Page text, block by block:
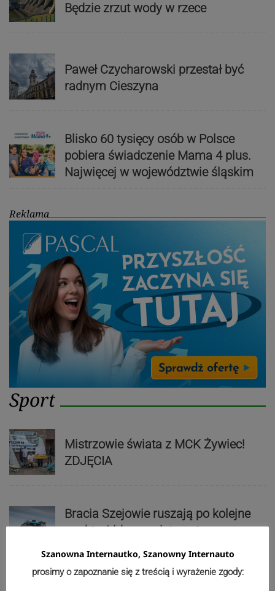
Będzie zrzut wody w rzece
Paweł Czycharowski przestał być
radnym Cieszyna
Blisko 60 tysięcy osób w Polsce
pobiera świadczenie Mama 4 plus.
Najwięcej w województwie śląskim
Reklama
Sport
Mistrzowie świata z MCK Żywiec!
ZDJĘCIA
Bracia Szejowie ruszają po kolejne
punkty. Liderzy mistrzostw
wystartują w Rajdzie Rzeszowskim
Szanowna Internautko, Szanowny Internauto
prosimy o zapoznanie się z treścią i wyrażenie zgody: